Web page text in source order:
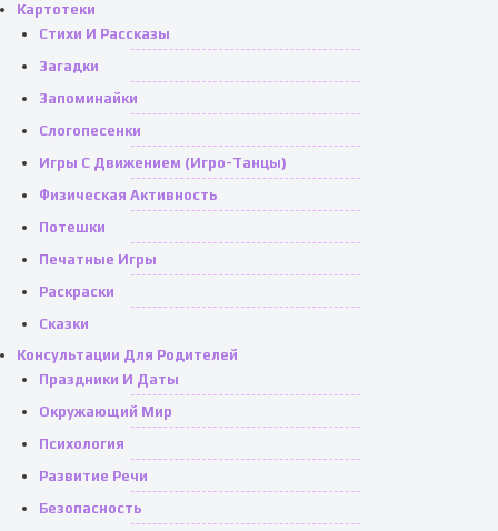
Картотеки
Стихи И Рассказы
Загадки
Запоминайки
Слогопесенки
Игры С Движением (игро-Танцы)
Физическая Активность
Потешки
Печатные Игры
Раскраски
Сказки
Консультации Для Родителей
Праздники И Даты
Окружающий Мир
Психология
Развитие Речи
Безопасность